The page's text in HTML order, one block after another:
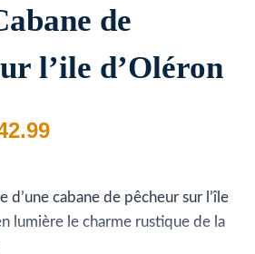
de
l’ile d’Oléron
Plage
prix :
€29.99
d’une cabane de pêcheur sur l’île
lumière le charme rustique de la